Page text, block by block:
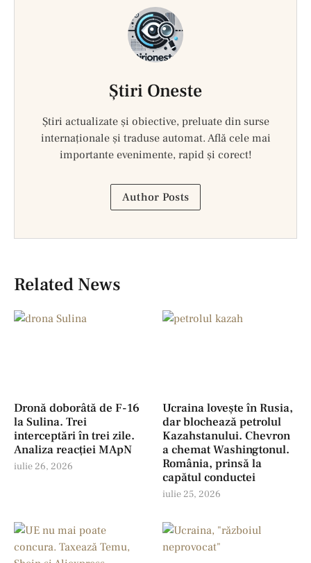
Ştiri Oneste
Știri actualizate și obiective, preluate din surse
internaționale și traduse automat. Află cele mai
importante evenimente, rapid și corect!
Author Posts
Related News
Dronă doborâtă de F-16
la Sulina. Trei
interceptări în trei zile.
Analiza reacției MApN
iulie 26, 2026
Ucraina lovește în Rusia,
dar blochează petrolul
Kazahstanului. Chevron
a chemat Washingtonul.
România, prinsă la
capătul conductei
iulie 25, 2026